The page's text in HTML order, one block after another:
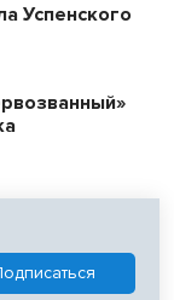
Успенского